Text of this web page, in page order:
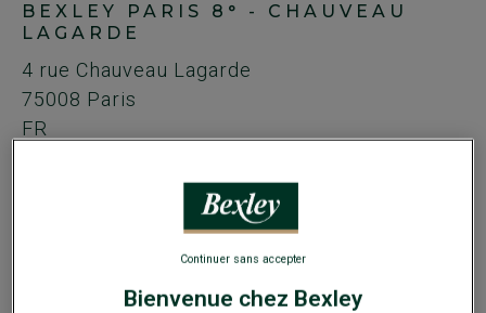
BEXLEY PARIS 8° - CHAUVEAU
LAGARDE
4 rue Chauveau Lagarde
75008 Paris
FR
01 44 51 96 03
chauveau@bexley.fr
Bienvenue chez Bexley
Continuer sans accepter